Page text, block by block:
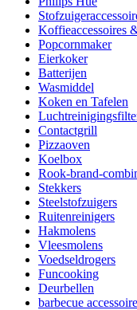
Koffieaccessoires
Popcornmaker
Eierkoker
Batterijen
Wasmiddel
Koken en Tafelen
Contactgrill
Pizzaoven
Koelbox
Rook-brand-
Stekkers
Steelstofzuigers
Ruitenreinigers
Hakmolens
Vleesmolens
Voedseldrogers
Funcooking
Deurbellen
barbecue